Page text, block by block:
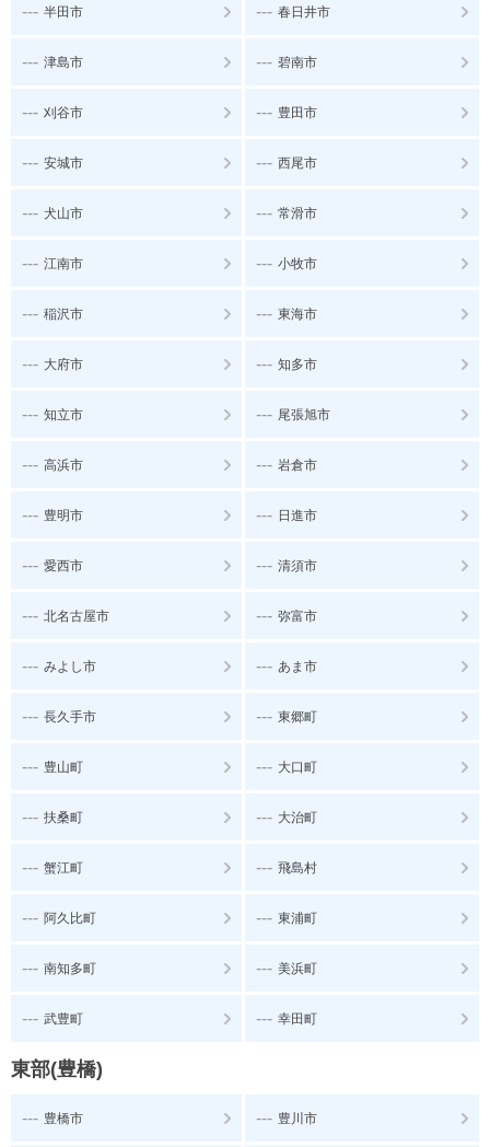
--- 半田市 --- 春日井市
--- 津島市 --- 碧南市
--- 刈谷市 --- 豊田市
--- 安城市 --- 西尾市
--- 犬山市 --- 常滑市
--- 江南市 --- 小牧市
--- 稲沢市 --- 東海市
--- 大府市 --- 知多市
--- 知立市 --- 尾張旭市
--- 高浜市 --- 岩倉市
--- 豊明市 --- 日進市
--- 愛西市 --- 清須市
--- 北名古屋市 --- 弥富市
--- みよし市 --- あま市
--- 長久手市 --- 東郷町
--- 豊山町 --- 大口町
--- 扶桑町 --- 大治町
--- 蟹江町 --- 飛島村
--- 阿久比町 --- 東浦町
--- 南知多町 --- 美浜町
--- 武豊町 --- 幸田町
東部(豊橋)
--- 豊橋市 --- 豊川市